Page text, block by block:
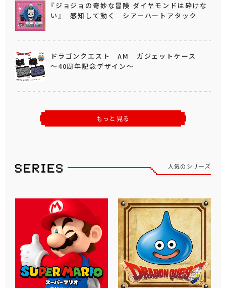
『ジョジョの奇妙な冒険 ダイヤモンドは砕けな
い』 感知して動く シアーハートアタック
ドラゴンクエスト AM ガジェットケース
～40周年記念デザイン～
もっと見る
人気のシリーズ